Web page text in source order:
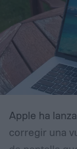
Apple ha
corregir una